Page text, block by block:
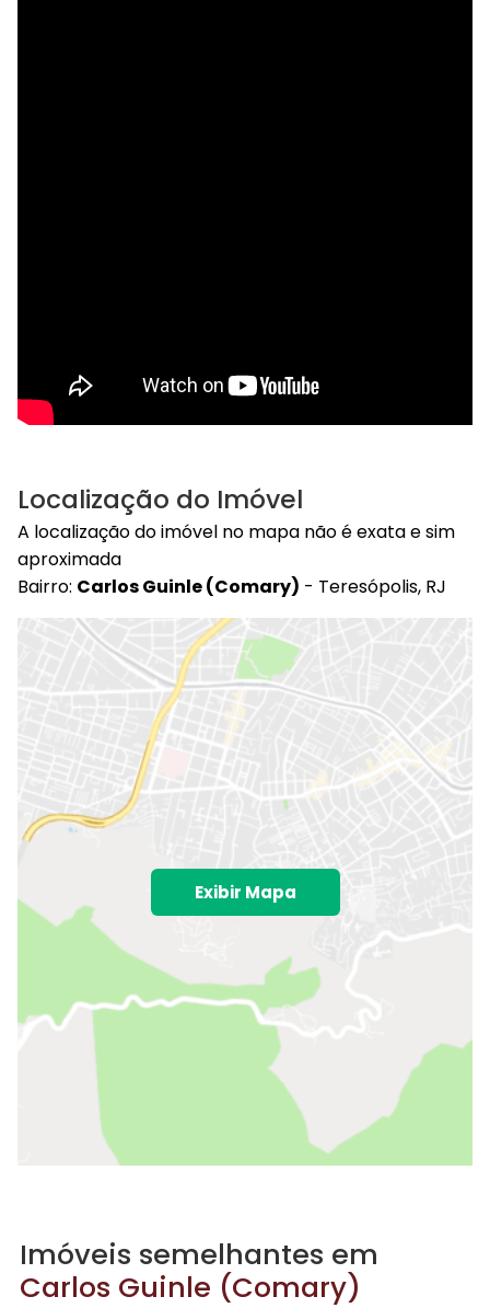
Localização do Imóvel
A localização do imóvel no mapa não é exata e sim
aproximada
Bairro: Carlos Guinle (Comary) - Teresópolis, RJ
Exibir Mapa
Imóveis semelhantes em
Carlos Guinle (Comary)